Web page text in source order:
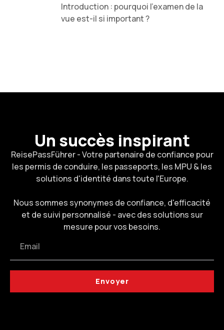
Introduction : pourquoi l'examen de la
vue est-il si important ?
Un succès inspirant
ReisePassFührer - Votre partenaire de confiance pour
les permis de conduire, les passeports, les MPU & les
solutions d'identité dans toute l'Europe.
Nous sommes synonymes de confiance, d'efficacité
et de suivi personnalisé - avec des solutions sur
mesure pour vos besoins.
Envoyer